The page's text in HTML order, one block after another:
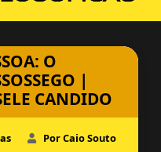
O
|
CANDIDO
Por Caio Souto